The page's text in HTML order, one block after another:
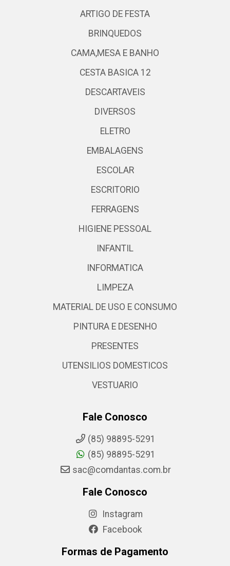
ARTIGO DE FESTA
BRINQUEDOS
CAMA,MESA E BANHO
CESTA BASICA 12
DESCARTAVEIS
DIVERSOS
ELETRO
EMBALAGENS
ESCOLAR
ESCRITORIO
FERRAGENS
HIGIENE PESSOAL
INFANTIL
INFORMATICA
LIMPEZA
MATERIAL DE USO E CONSUMO
PINTURA E DESENHO
PRESENTES
UTENSILIOS DOMESTICOS
VESTUARIO
Fale Conosco
(85) 98895-5291
(85) 98895-5291
sac@comdantas.com.br
Fale Conosco
Instagram
Facebook
Formas de Pagamento